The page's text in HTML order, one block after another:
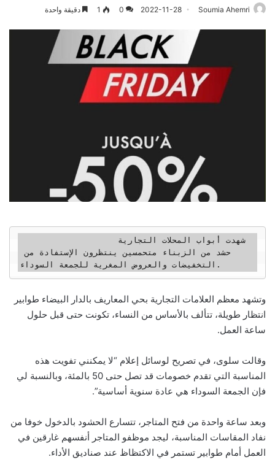
Soumia Ahemri
2022-11-28
0
1 دقيقة واحدة
حشد من الزبناء متحمسين ينتظرون الإستفادة من
التخفيضات والعروض المغرية للجمعة السوداء.
وتشهد معظم العلامات التجارية بحي المعاريف بالدار البيضاء طوابير
انتظار طويلة، تتألف بالأساس من النساء، تكونت حتى قبل حلول
ساعة العمل.
وقالت سلوى، في تصريح لوسائل إعلام “لا يمكنني تفويت هذه
المناسبة التي تقدم خصومات قد تصل حتى 50 بالمئة، وبالنسبة لي
فإن الجمعة السوداء هي عادة سنوية أساسية”.
وبعد ساعة واحدة من فتح المتاجر، تتسارع الحشود بالدخول خوفا من
نفاد المقاسات المناسبة، ليجد موظفو المتاجر أنفسهم غارقين في
العمل أمام طوابير تستمر في الاكتظاظ عند صناديق الأداء.